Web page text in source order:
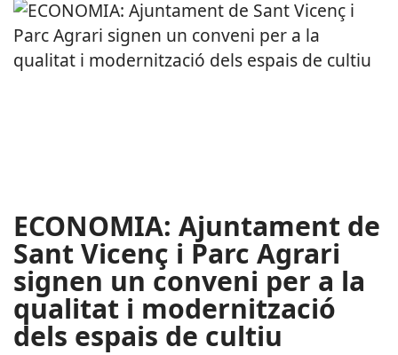
ECONOMIA: Ajuntament de
Sant Vicenç i Parc Agrari
signen un conveni per a la
qualitat i modernització
dels espais de cultiu